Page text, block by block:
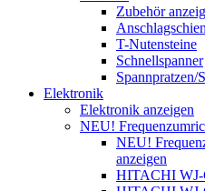
Zubehör
T-Nutensteine
Schnellspanner
Spannpratzen/
Elektronik
Elektronik anzeigen
NEU!
NEU!
anzeigen
HITACHI WJ-